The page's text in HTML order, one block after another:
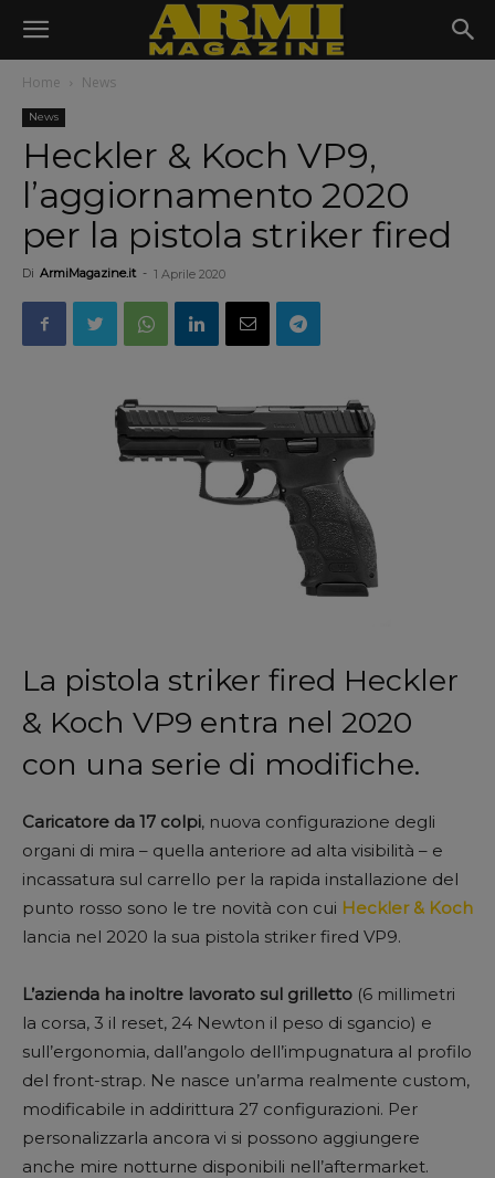
Home News
News
Heckler & Koch VP9,
l’aggiornamento 2020
per la pistola striker fired
Di ArmiMagazine.it - 1 Aprile 2020
La pistola striker fired Heckler
& Koch VP9 entra nel 2020
con una serie di modifiche.
Caricatore da 17 colpi, nuova configurazione degli
organi di mira – quella anteriore ad alta visibilità – e
incassatura sul carrello per la rapida installazione del
punto rosso sono le tre novità con cui Heckler & Koch
lancia nel 2020 la sua pistola striker fired VP9.
L’azienda ha inoltre lavorato sul grilletto (6 millimetri
la corsa, 3 il reset, 24 Newton il peso di sgancio) e
sull’ergonomia, dall’angolo dell’impugnatura al profilo
del front-strap. Ne nasce un’arma realmente custom,
modificabile in addirittura 27 configurazioni. Per
personalizzarla ancora vi si possono aggiungere
anche mire notturne disponibili nell’aftermarket.